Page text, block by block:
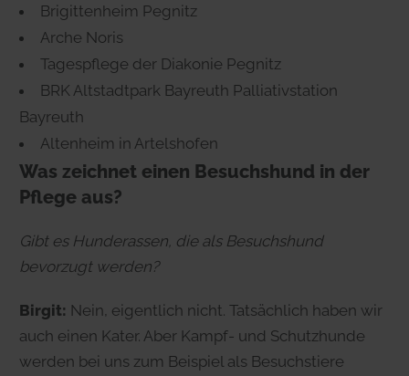
Brigittenheim Pegnitz
Arche Noris
Tagespflege der Diakonie Pegnitz
BRK Altstadtpark Bayreuth Palliativstation
Bayreuth
Altenheim in Artelshofen
Was zeichnet einen Besuchshund in der
Pflege aus?
Gibt es Hunderassen, die als Besuchshund
bevorzugt werden?
Birgit: Nein, eigentlich nicht. Tatsächlich haben wir
auch einen Kater. Aber Kampf- und Schutzhunde
werden bei uns zum Beispiel als Besuchstiere